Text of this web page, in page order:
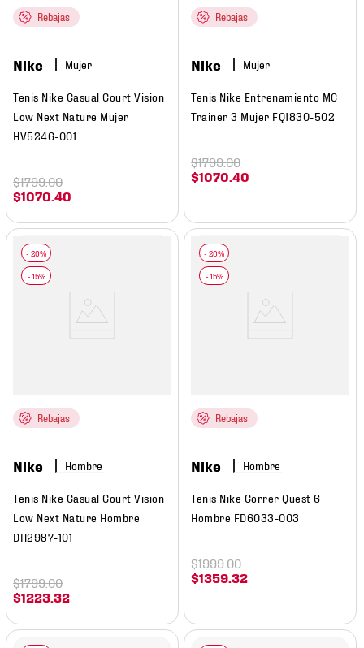
Rebajas
Nike Mujer
Tenis Nike Casual Court Vision
Low Next Nature Mujer
HV5246-001
$1070 .40
$1799.00
Rebajas
Nike Mujer
Tenis Nike Entrenamiento MC
Trainer 3 Mujer FQ1830-502
$1070 .40
$1799.00
Rebajas
Nike Hombre
Tenis Nike Casual Court Vision
Low Next Nature Hombre
DH2987-101
$1223 .32
$1799.00
Rebajas
Nike Hombre
Tenis Nike Correr Quest 6
Hombre FD6033-003
$1359 .32
$1999.00